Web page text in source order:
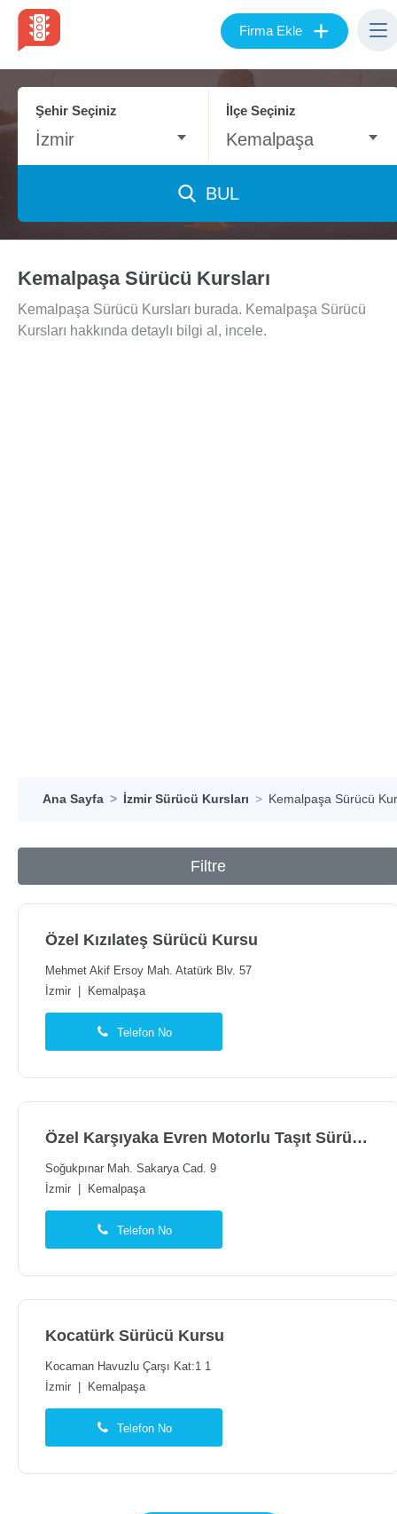
Firma Ekle +
Şehir Seçiniz
İzmir
İlçe Seçiniz
Kemalpaşa
BUL
Kemalpaşa Sürücü Kursları
Kemalpaşa Sürücü Kursları burada. Kemalpaşa Sürücü
Kursları hakkında detaylı bilgi al, incele.
Ana Sayfa İzmir Sürücü Kursları Kemalpaşa Sürücü
Filtre
Özel Kızılateş Sürücü Kursu
Mehmet Akif Ersoy Mah. Atatürk Blv. 57
İzmir
Kemalpaşa
Telefon No
Özel Karşıyaka Evren Motorlu Taşıt Sürücüleri Kursu
Soğukpınar Mah. Sakarya Cad. 9
İzmir
Kemalpaşa
Telefon No
Kocatürk Sürücü Kursu
Kocaman Havuzlu Çarşı Kat:1 1
İzmir
Kemalpaşa
Telefon No